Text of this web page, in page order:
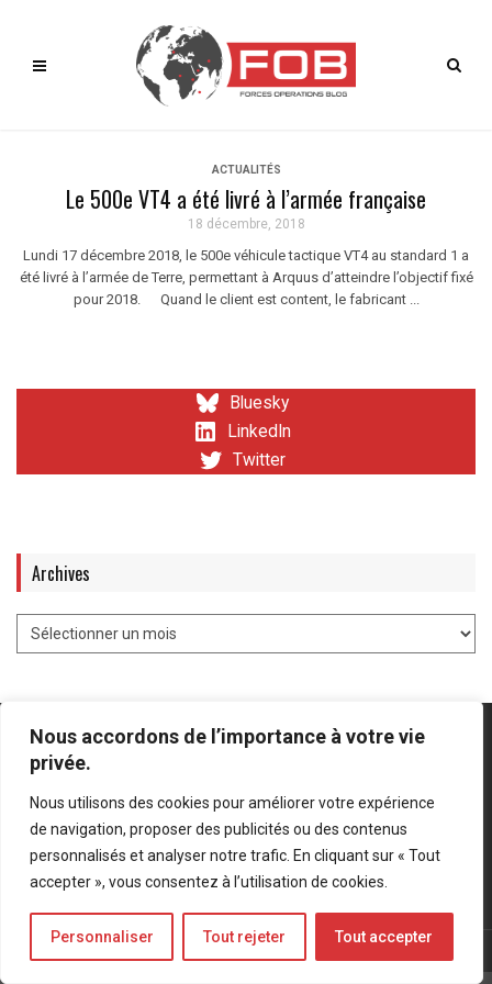
Nous accordons de l’importance à votre vie
privée.
Nous utilisons des cookies pour améliorer votre expérience
de navigation, proposer des publicités ou des contenus
personnalisés et analyser notre trafic. En cliquant sur « Tout
accepter », vous consentez à l’utilisation de cookies.
Personnaliser Tout rejeter Tout accepter
ACTUALITÉS
Le 500e VT4 a été livré à l’armée française
18 décembre, 2018
Lundi 17 décembre 2018, le 500e véhicule tactique VT4 au standard 1 a
été livré à l’armée de Terre, permettant à Arquus d’atteindre l’objectif fixé
pour 2018. Quand le client est content, le fabricant ...
Bluesky
LinkedIn
Twitter
Archives
Mentions légales-Politique de confidentialité
Bluesky
LinkedIn
Twitter
© Forces Operations Blog - 2022